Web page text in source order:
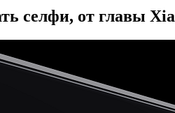
селфи, от главы